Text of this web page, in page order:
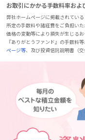
お取引にかかる手数料率およ
弊社ホームページに掲載されてい
所定の手数料や諸経費をご負担い
価格の変動等により損失が生じる
『ありがとうファンド』の手数料
ページ等、及び投資信託説明書（